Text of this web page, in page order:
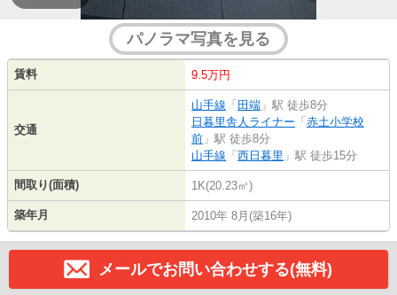
パノラマ写真を見る
賃料 9.5万円
交通
山手線 「 田端 」駅 徒歩8分
日暮里舎人ライナー 「 赤土小学校
前 」駅 徒歩8分
山手線 「 西日暮里 」駅 徒歩15分
間取り(面積) 1K(20.23㎡)
築年月 2010年 8月(築16年)
メールでお問い合わせする(無料)